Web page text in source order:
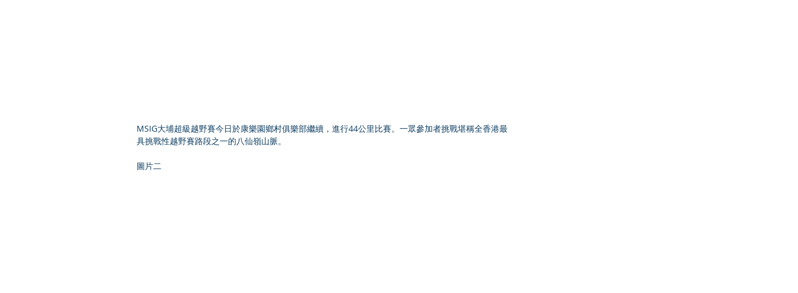
MSIG大埔超級越野賽今日於康樂園鄉村俱樂部繼續，進行44公里比賽。一眾參加者挑戰堪稱全香港最
具挑戰性越野賽路段之一的八仙嶺山脈。
圖片二